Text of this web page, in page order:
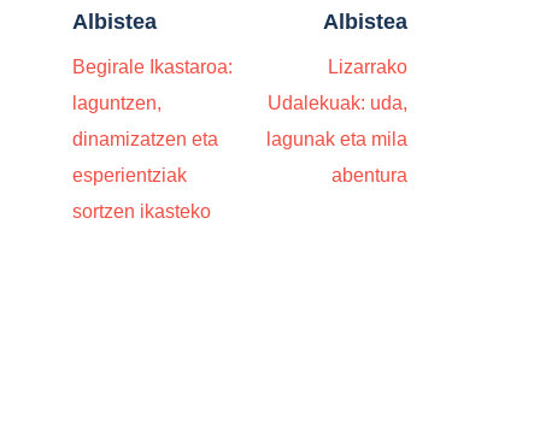
Albistea
Begirale Ikastaroa:
laguntzen,
dinamizatzen eta
esperientziak
sortzen ikasteko
Albistea
Lizarrako
Udalekuak: uda,
lagunak eta mila
abentura